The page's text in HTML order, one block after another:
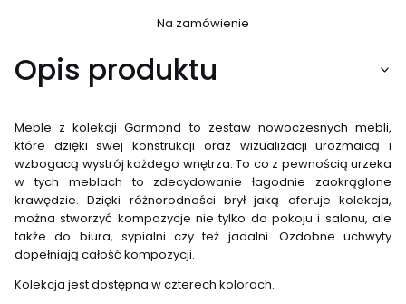
Na zamówienie
Opis produktu
Meble z kolekcji Garmond to zestaw nowoczesnych mebli,
które dzięki swej konstrukcji oraz wizualizacji urozmaicą i
wzbogacą wystrój każdego wnętrza. To co z pewnością urzeka
w tych meblach to zdecydowanie łagodnie zaokrąglone
krawędzie. Dzięki różnorodności brył jaką oferuje kolekcja,
można stworzyć kompozycje nie tylko do pokoju i salonu, ale
także do biura, sypialni czy też jadalni. Ozdobne uchwyty
dopełniają całość kompozycji.
Kolekcja jest dostępna w czterech kolorach.